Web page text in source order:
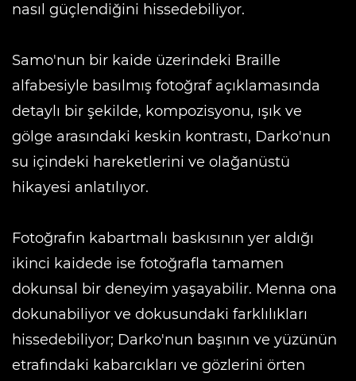
nasıl güçlendiğini hissedebiliyor.
Samo'nun bir kaide üzerindeki Braille
alfabesiyle basılmış fotoğraf açıklamasında
detaylı bir şekilde, kompozisyonu, ışık ve
gölge arasındaki keskin kontrastı, Darko'nun
su içindeki hareketlerini ve olağanüstü
hikayesi anlatılıyor.
Fotoğrafın kabartmalı baskısının yer aldığı
ikinci kaidede ise fotoğrafla tamamen
dokunsal bir deneyim yaşayabilir. Menna ona
dokunabiliyor ve dokusundaki farklılıkları
hissedebiliyor; Darko'nun başının ve yüzünün
etrafındaki kabarcıkları ve gözlerini örten